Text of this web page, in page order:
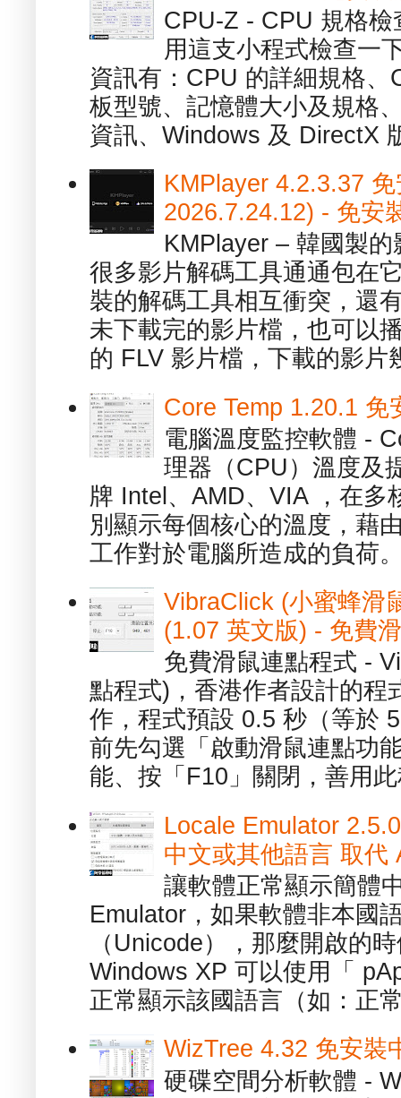
CPU-Z - CPU 規格
用這支小程式檢查一
資訊有：CPU 的詳細規格
板型號、記憶體大小及規格
資訊、Windows 及 DirectX
KMPlayer 4.2.3.37
2026.7.24.12) - 免安
KMPlayer – 韓國製
很多影片解碼工具通通包在
裝的解碼工具相互衝突，還
未下載完的影片檔，也可以
的 FLV 影片檔，下載的影片
Core Temp 1.20.1 免
電腦溫度監控軟體 -
理器（CPU）溫度及
牌 Intel、AMD、VIA ，在多
別顯示每個核心的溫度，藉
工作對於電腦所造成的負荷
VibraClick (小蜜蜂滑
(1.07 英文版) - 免費
免費滑鼠連點程式 -
點程式)，香港作者設計的程
作，程式預設 0.5 秒（等於
前先勾選「啟動滑鼠連點功
能、按「F10」關閉，善用
Locale Emulator
中文或其他語言 取代
讓軟體正常顯示簡體
Emulator，如果軟體非本國
（Unicode），那麼開啟的
Windows XP 可以使用「
正常顯示該國語言（如：正
WizTree 4.32 免安裝
硬碟空間分析軟體 -